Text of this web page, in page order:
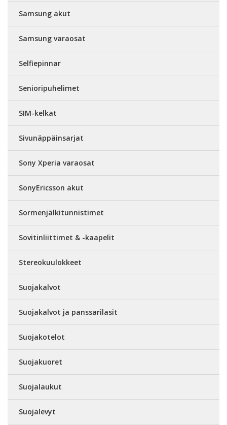
Samsung akut
Samsung varaosat
Selfiepinnar
Senioripuhelimet
SIM-kelkat
Sivunäppäinsarjat
Sony Xperia varaosat
SonyEricsson akut
Sormenjälkitunnistimet
Sovitinliittimet & -kaapelit
Stereokuulokkeet
Suojakalvot
Suojakalvot ja panssarilasit
Suojakotelot
Suojakuoret
Suojalaukut
Suojalevyt